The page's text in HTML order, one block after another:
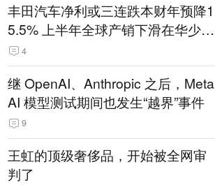
丰田汽车净利或三连跌本财年预降1
5.5% 上半年全球产销下滑在华少卖
14.3万辆
4
继 OpenAI、Anthropic 之后，Meta
AI 模型测试期间也发生“越界”事件
9
王虹的顶级奢侈品，开始被全网审
判了